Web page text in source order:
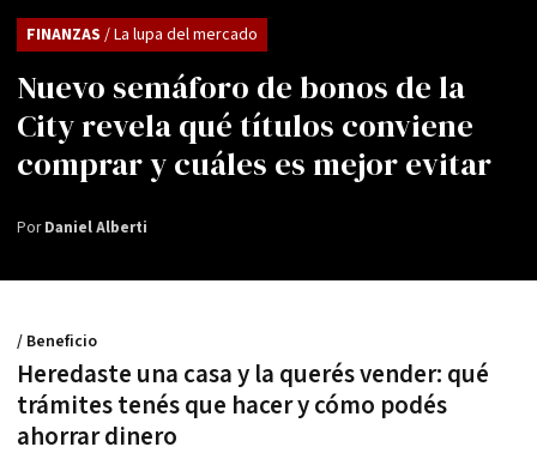
Nuevo semáforo de bonos de la
City revela qué títulos conviene
comprar y cuáles es mejor evitar
FINANZAS / La lupa del mercado
PorDaniel Alberti
Heredaste una casa y la querés vender: qué
trámites tenés que hacer y cómo podés
ahorrar dinero
/ Beneficio